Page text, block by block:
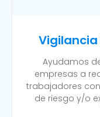
Ayudamos
empresas a
trabajadores
de riesgo y/o